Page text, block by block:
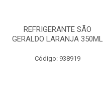
REFRIGERANTE SÃO
GERALDO LARANJA 350ML
Código: 938919